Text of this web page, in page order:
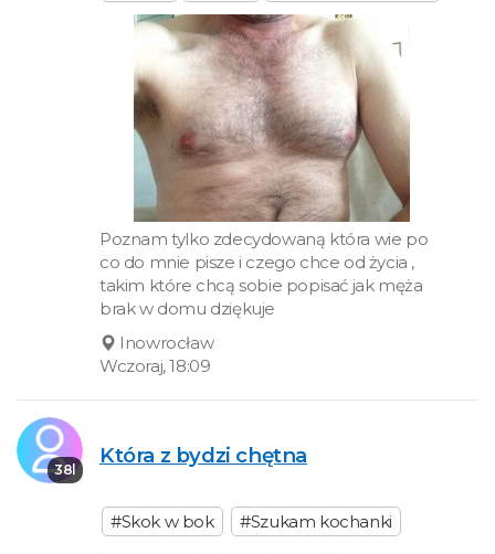
Poznam tylko zdecydowaną która wie po
co do mnie pisze i czego chce od życia ,
takim które chcą sobie popisać jak męża
brak w domu dziękuje
Inowrocław
Wczoraj, 18:09
38l
Która z bydzi chętna
#Skok w bok #Szukam kochanki